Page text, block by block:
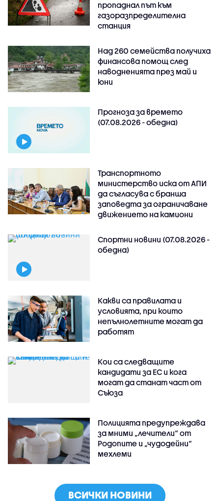
пропаднал път към
газоразпределителна
станция
Над 260 семейства получиха
финансова помощ след
наводненията през май и
юни
Прогноза за времето
(07.08.2026 - обедна)
Транспортното
министерство иска от АПИ
да съгласува с бранша
заповедта за ограничаване
движението на камиони
Спортни новини (07.08.2026 -
обедна)
Какви са правилата и
условията, при които
непълнолетните могат да
работят
Кои са следващите
кандидати за ЕС и кога
могат да станат част от
Съюза
Полицията предупреждава
за мними „лечители“ от
Родопите и „чудодейни“
мехлеми
ВСИЧКИ НОВИНИ